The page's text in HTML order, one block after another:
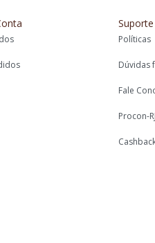
Políticas
Dúvidas
Fale
Procon-RJ